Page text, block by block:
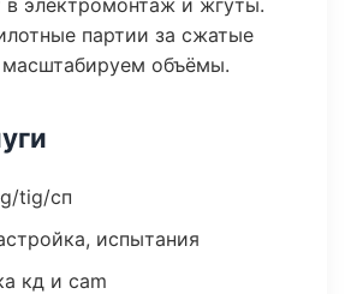
в электромонтаж и жгуты.
партии за сжатые
объёмы.
tig/сп
испытания
кд и cam